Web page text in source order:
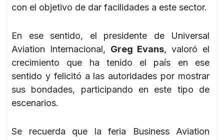
con el objetivo de dar facilidades a este sector.
En ese sentido, el presidente de Universal
Aviation Internacional, Greg Evans, valoró el
crecimiento que ha tenido el país en ese
sentido y felicitó a las autoridades por mostrar
sus bondades, participando en este tipo de
escenarios.
Se recuerda que la feria Business Aviation